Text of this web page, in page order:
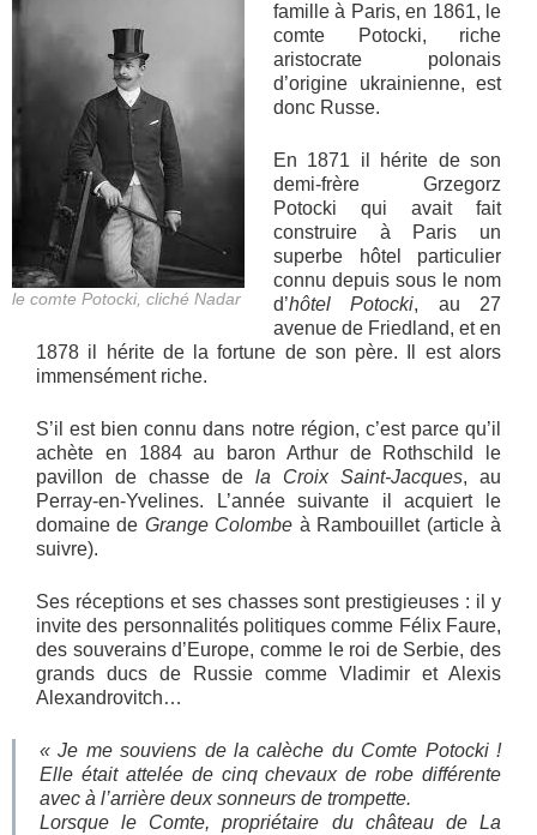
le comte Potocki, cliché Nadar
famille à Paris, en 1861, le
comte Potocki, riche
aristocrate polonais
d’origine ukrainienne, est
donc Russe.
En 1871 il hérite de son
demi-frère Grzegorz
Potocki qui avait fait
construire à Paris un
superbe hôtel particulier
connu depuis sous le nom
d’hôtel Potocki, au 27
avenue de Friedland, et en
1878 il hérite de la fortune de son père. Il est alors
immensément riche.
S’il est bien connu dans notre région, c’est parce qu’il
achète en 1884 au baron Arthur de Rothschild le
pavillon de chasse de la Croix Saint-Jacques, au
Perray-en-Yvelines. L’année suivante il acquiert le
domaine de Grange Colombe à Rambouillet (article à
suivre).
Ses réceptions et ses chasses sont prestigieuses : il y
invite des personnalités politiques comme Félix Faure,
des souverains d’Europe, comme le roi de Serbie, des
grands ducs de Russie comme Vladimir et Alexis
Alexandrovitch…
« Je me souviens de la calèche du Comte Potocki !
Elle était attelée de cinq chevaux de robe différente
avec à l’arrière deux sonneurs de trompette.
Lorsque le Comte, propriétaire du château de La